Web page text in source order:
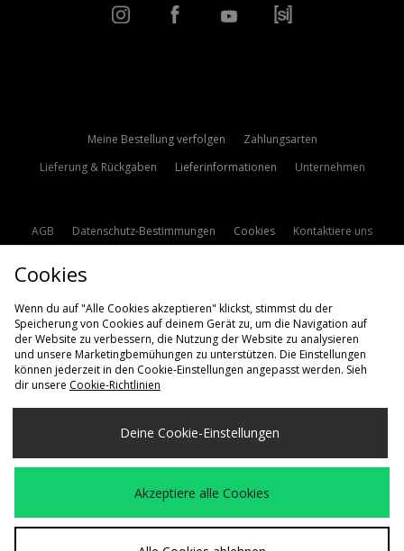
Meine Bestellung verfolgen
Zahlungsarten
Lieferung & Rückgaben
Lieferinformationen Unternehmen
AGB Datenschutz-Bestimmungen Cookies
Kontaktiere uns
Lieferung Nach
Deutschland
Wir akzeptieren die folgenden Zahlungsmethoden
Besuchen Sie unsere Unternehmens-Website auf
Cookies
Wenn du auf "Alle Cookies akzeptieren" klickst, stimmst du der
Speicherung von Cookies auf deinem Gerät zu, um die Navigation auf
der Website zu verbessern, die Nutzung der Website zu analysieren
und unsere Marketingbemühungen zu unterstützen. Die Einstellungen
können jederzeit in den Cookie-Einstellungen angepasst werden. Sieh
dir unsere Cookie-Richtlinien
Deine Cookie-Einstellungen
Akzeptiere alle Cookies